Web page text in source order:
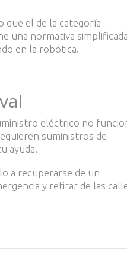
que el de la categoría
una normativa simplificada
en la robótica.
eléctrico no
suministros de
ayuda.
a recuperarse de un
y retirar de las